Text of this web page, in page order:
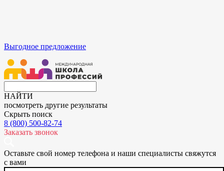
Выгодное предложение
НАЙТИ
посмотреть другие результаты
Скрыть поиск
8 (800) 500-82-74
Заказать звонок
Оставьте свой номер телефона и наши специалисты свяжутся
с вами